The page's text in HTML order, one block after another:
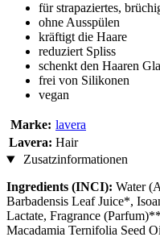
für strapaziertes,
ohne Ausspülen
kräftigt die Haare
reduziert Spliss
schenkt den Haaren
frei von Silikonen
vegan
Marke: lavera
Lavera: Hair
Zusatzinformationen
Ingredients (INCI): Water
Barbadensis Leaf Juice*,
Lactate, Fragrance
Macadamia Ternifolia Seed